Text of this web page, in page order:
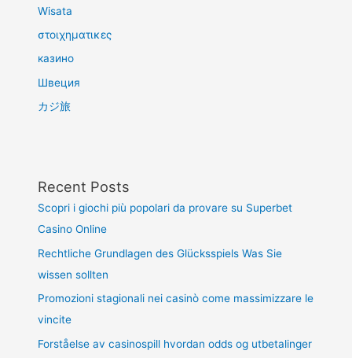
Wisata
στοιχηματικες
казино
Швеция
カジ旅
Recent Posts
Scopri i giochi più popolari da provare su Superbet
Casino Online
Rechtliche Grundlagen des Glücksspiels Was Sie
wissen sollten
Promozioni stagionali nei casinò come massimizzare le
vincite
Forståelse av casinospill hvordan odds og utbetalinger